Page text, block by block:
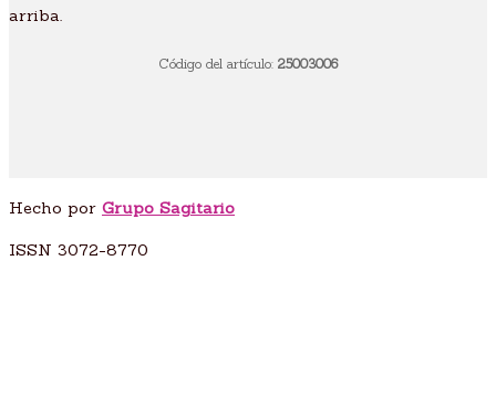
¿Quiénes somos?
arriba.
Código del artículo: 25003006
Hecho por Grupo Sagitario
ISSN 3072-8770